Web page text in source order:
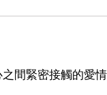
間緊密接觸的愛